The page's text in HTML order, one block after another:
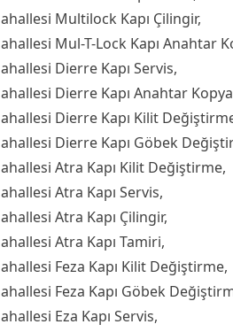
Multilock Kapı Çilingir,
Mul-T-Lock Kapı Anahtar
Dierre Kapı Servis,
Dierre Kapı Anahtar
Dierre Kapı Kilit
Dierre Kapı Göbek
Atra Kapı Kilit Değiştirme,
Atra Kapı Servis,
Atra Kapı Çilingir,
Atra Kapı Tamiri,
Feza Kapı Kilit Değiştirme,
Feza Kapı Göbek
Eza Kapı Servis,